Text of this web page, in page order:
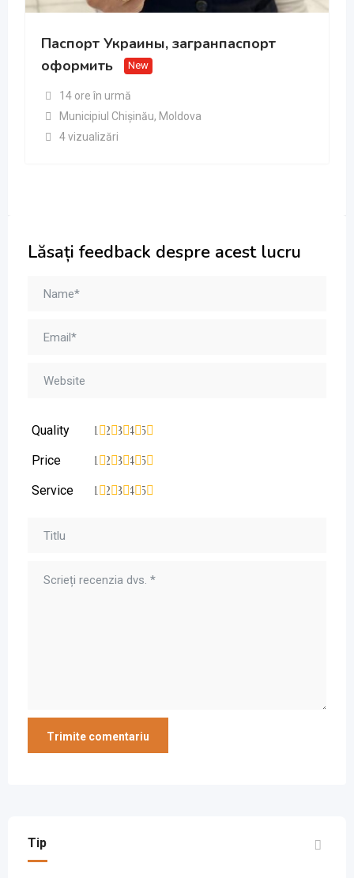
Паспорт Украины, загранпаспорт
оформить
New
14 ore în urmă
Municipiul Chișinău, Moldova
4 vizualizări
Lăsați feedback despre acest lucru
Quality 5
4
3
2
1
Price 5
4
3
2
1
Service 5
4
3
2
1
Tip